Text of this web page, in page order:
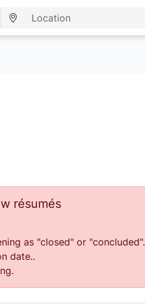
résumés
as "closed" or "concluded".
date..